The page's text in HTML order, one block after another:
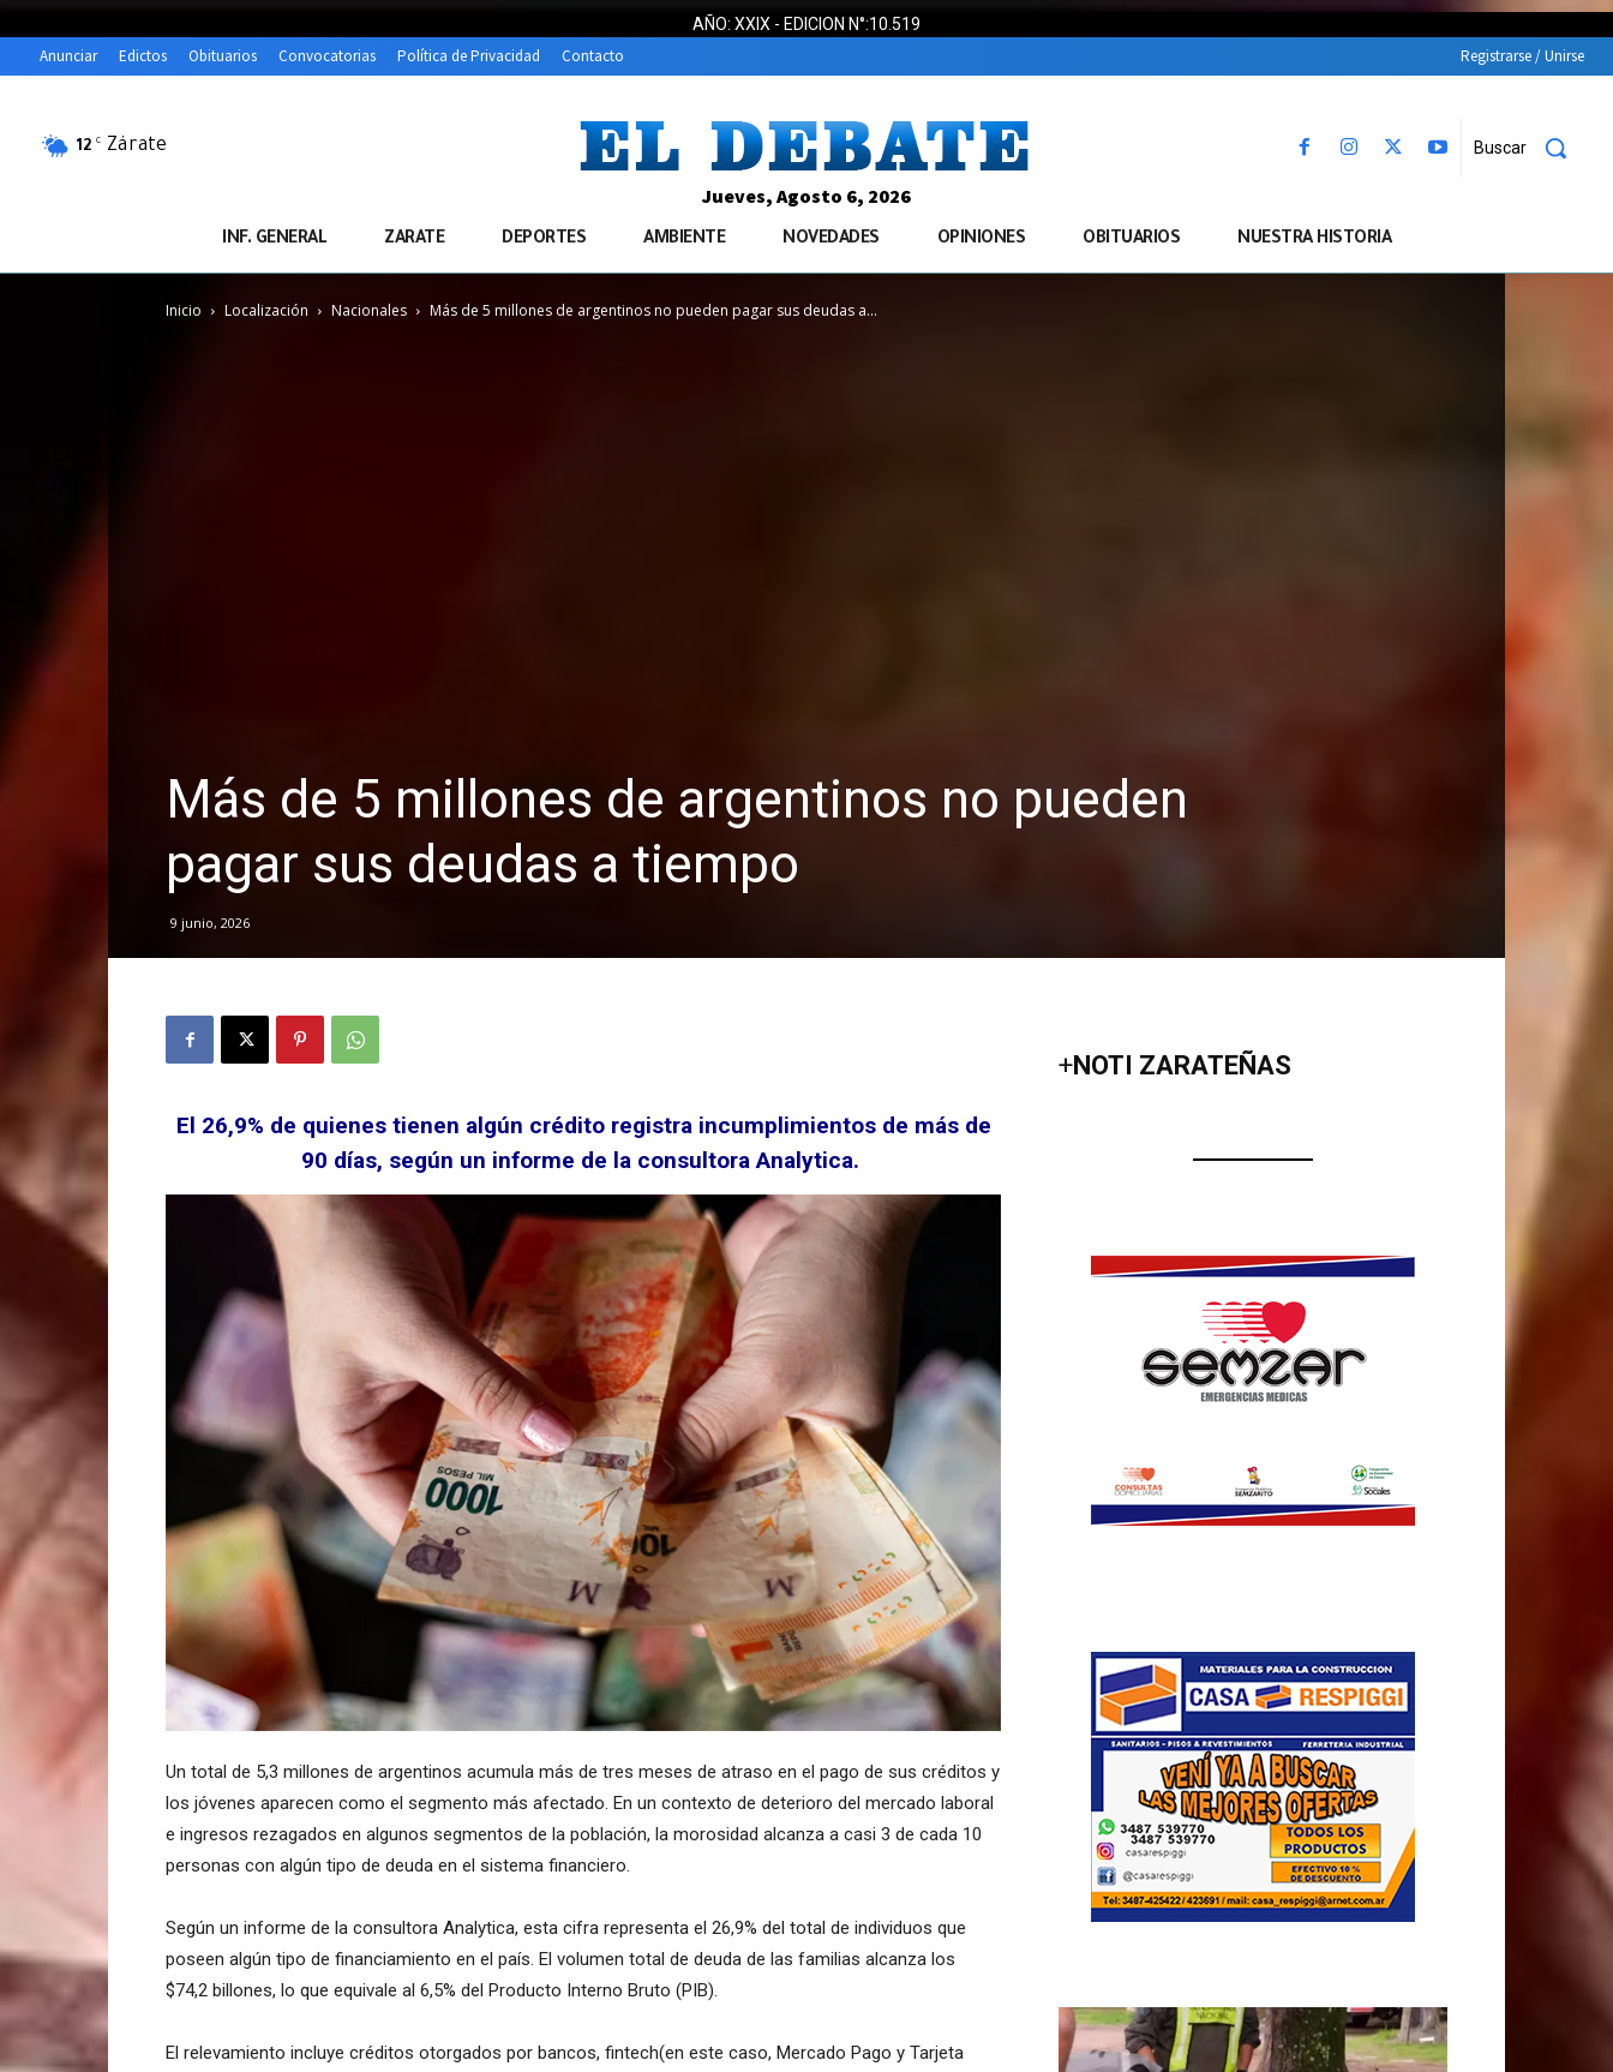
AÑO: XXIX - EDICION N°:10.519
Anunciar Edictos Obituarios Convocatorias Política de Privacidad Contacto Registrarse / Unirse
12 C Zárate Buscar
Jueves, Agosto 6, 2026
INF. GENERAL ZARATE DEPORTES AMBIENTE NOVEDADES OPINIONES OBITUARIOS NUESTRA HISTORIA
Inicio Localización Nacionales Más de 5 millones de argentinos no pueden pagar sus deudas a...
Más de 5 millones de argentinos no pueden
pagar sus deudas a tiempo
9 junio, 2026
El 26,9% de quienes tienen algún crédito registra incumplimientos de más de
90 días, según un informe de la consultora Analytica.
Un total de 5,3 millones de argentinos acumula más de tres meses de atraso en el pago de sus créditos y
los jóvenes aparecen como el segmento más afectado. En un contexto de deterioro del mercado laboral
e ingresos rezagados en algunos segmentos de la población, la morosidad alcanza a casi 3 de cada 10
personas con algún tipo de deuda en el sistema financiero.
Según un informe de la consultora Analytica, esta cifra representa el 26,9% del total de individuos que
poseen algún tipo de financiamiento en el país. El volumen total de deuda de las familias alcanza los
$74,2 billones, lo que equivale al 6,5% del Producto Interno Bruto (PIB).
El relevamiento incluye créditos otorgados por bancos, fintech(en este caso, Mercado Pago y Tarjeta
+NOTI ZARATEÑAS